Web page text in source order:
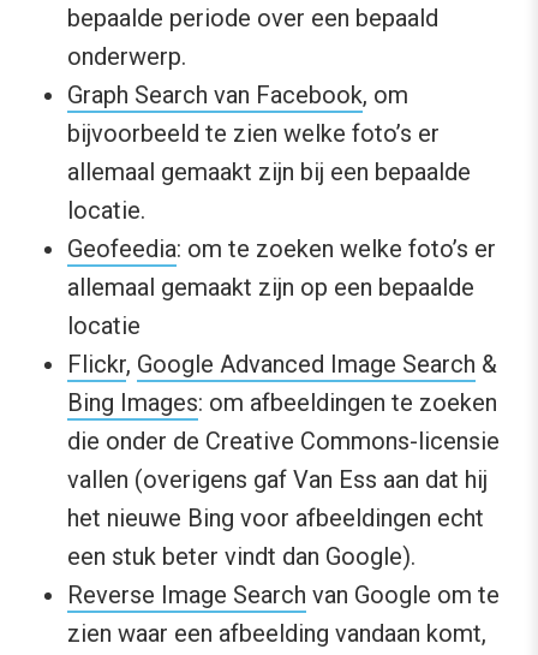
bepaalde periode over een bepaald
onderwerp.
Graph Search van Facebook, om
bijvoorbeeld te zien welke foto’s er
allemaal gemaakt zijn bij een bepaalde
locatie.
Geofeedia: om te zoeken welke foto’s er
allemaal gemaakt zijn op een bepaalde
locatie
Flickr, Google Advanced Image Search &
Bing Images: om afbeeldingen te zoeken
die onder de Creative Commons-licensie
vallen (overigens gaf Van Ess aan dat hij
het nieuwe Bing voor afbeeldingen echt
een stuk beter vindt dan Google).
Reverse Image Search van Google om te
zien waar een afbeelding vandaan komt,